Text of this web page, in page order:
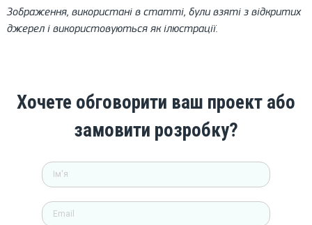
Зображення, використані в статті, були взяті з відкритих
джерел і використовуються як ілюстрації.
Хочете обговорити ваш проект або
замовити розробку?